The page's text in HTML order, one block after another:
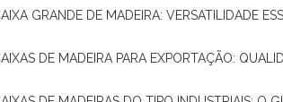
CAIXA GRANDE DE MADEIRA: VERSATILIDADE
CAIXAS DE MADEIRA PARA EXPORTAÇÃO: